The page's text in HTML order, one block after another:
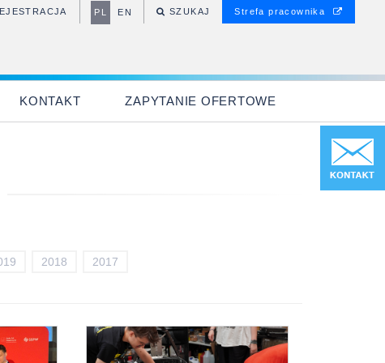
Strefa pracownika
SZUKAJ
PL EN
KONTAKT ZAPYTANIE OFERTOWE
2018 2017